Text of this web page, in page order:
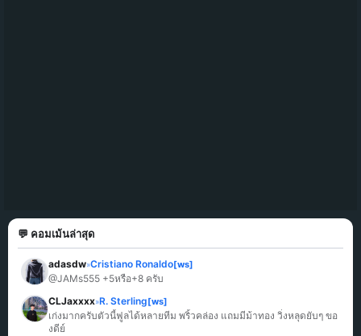
💬 คอมเม้นล่าสุด
adasdw»Cristiano Ronaldo[ws]
@JAMs555 +5หรือ+8 ครับ
CLJaxxxx»R. Sterling[ws]
เก่งมากครับตัวนี้ฟูลได้หลายทีม พริ้วคล่อง แถมมีม้าทอง วิ่งหลุดยับๆ ขอ
งดีย์